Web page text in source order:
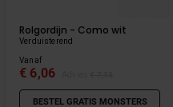
Rolgordijn - Como wit
Verduisterend
Vanaf
€ 6,06
BESTEL GRATIS MONSTERS